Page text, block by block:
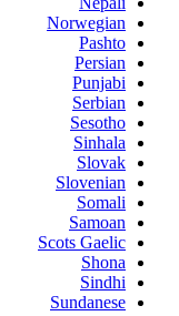
Norwegian
Pashto
Persian
Punjabi
Serbian
Sesotho
Sinhala
Slovak
Slovenian
Somali
Samoan
Scots Gaelic
Shona
Sindhi
Sundanese